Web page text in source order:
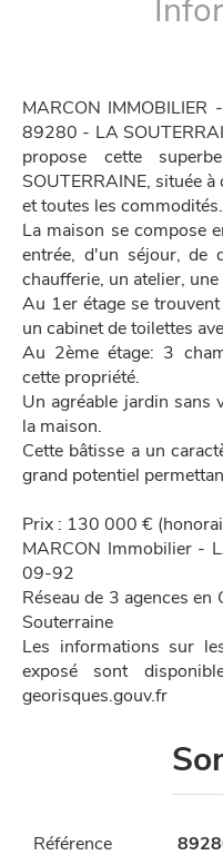
MARCON IMMOBILIER
89280 - LA
propose cette
SOUTERRAINE, située
et toutes les commodités.
La maison se compose
entrée, d'un séjour, de
chaufferie, un atelier,
Au 1er étage se
un cabinet de toilettes
Au 2ème étage: 3
cette propriété.
Un agréable jardin sans
la maison.
Cette bâtisse a un
grand potentiel
Prix : 130 000 €
MARCON Immobilier -
09-92
Réseau de 3 agences
Souterraine
Les informations sur
exposé sont
georisques.gouv.fr
Référence